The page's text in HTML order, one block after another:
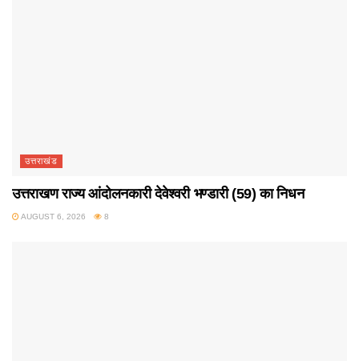
उत्तराखंड
उत्तराखण राज्य आंदोलनकारी देवेश्वरी भण्डारी (59) का निधन
AUGUST 6, 2026 8